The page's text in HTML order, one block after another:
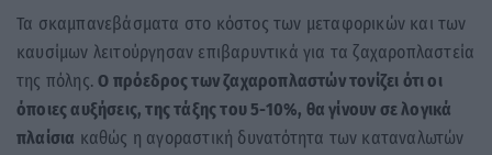
Τα σκαμπανεβάσματα στο κόστος των μεταφορικών και των
καυσίμων λειτούργησαν επιβαρυντικά για τα ζαχαροπλαστεία
της πόλης.Ο πρόεδρος των ζαχαροπλαστών τονίζει ότι οι
όποιες αυξήσεις, της τάξης του 5-10%, θα γίνουν σε λογικά
πλαίσια καθώς η αγοραστική δυνατότητα των καταναλωτών